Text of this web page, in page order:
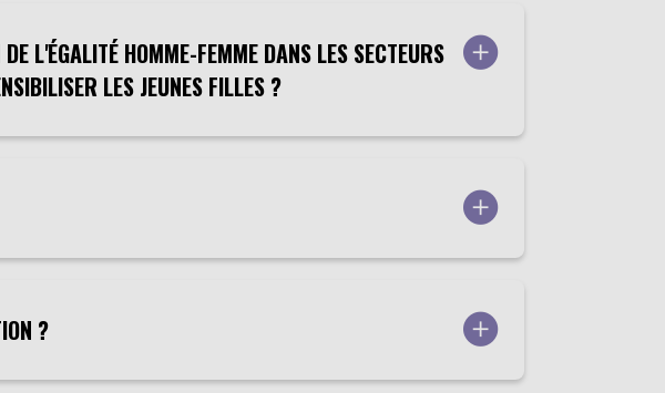
L'ÉGALITÉ HOMME-FEMME DANS LES SECTEURS
LES JEUNES FILLES ?
?